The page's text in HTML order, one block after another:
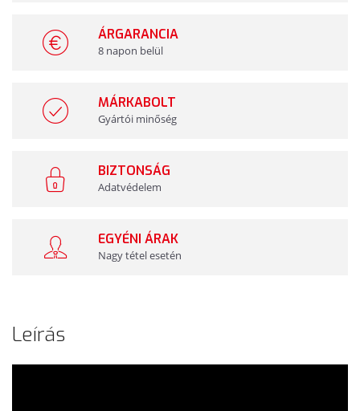
ÁRGARANCIA
8 napon belül
MÁRKABOLT
Gyártói minőség
BIZTONSÁG
Adatvédelem
EGYÉNI ÁRAK
Nagy tétel esetén
Leírás